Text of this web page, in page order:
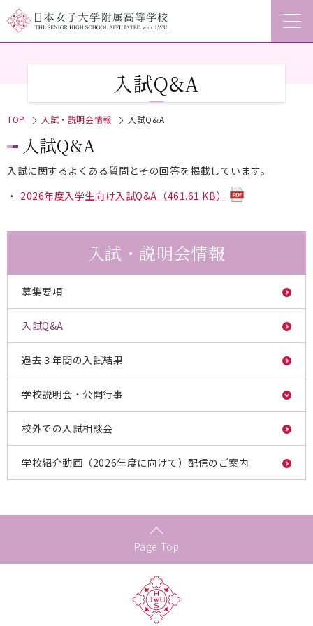
入試Q&A
TOP 入試・説明会情報 入試Q&A
入試Q&A
入試に関するよくある質問とその回答を掲載しています。
2026年度入学生向け入試Q&A（461.61 KB）
入試・説明会情報
募集要項
入試Q&A
過去３年間の入試結果
学校説明会・公開行事
校外での入試相談会
学校紹介動画（2026年度に向けて）配信のご案内
Page Top